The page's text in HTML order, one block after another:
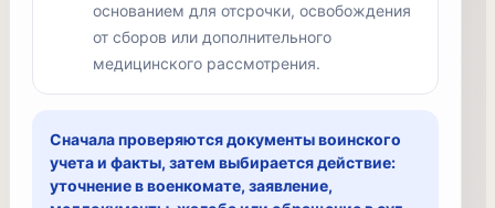
основанием для отсрочки, освобождения
от сборов или дополнительного
медицинского рассмотрения.
Сначала проверяются документы воинского
учета и факты, затем выбирается действие:
уточнение в военкомате, заявление,